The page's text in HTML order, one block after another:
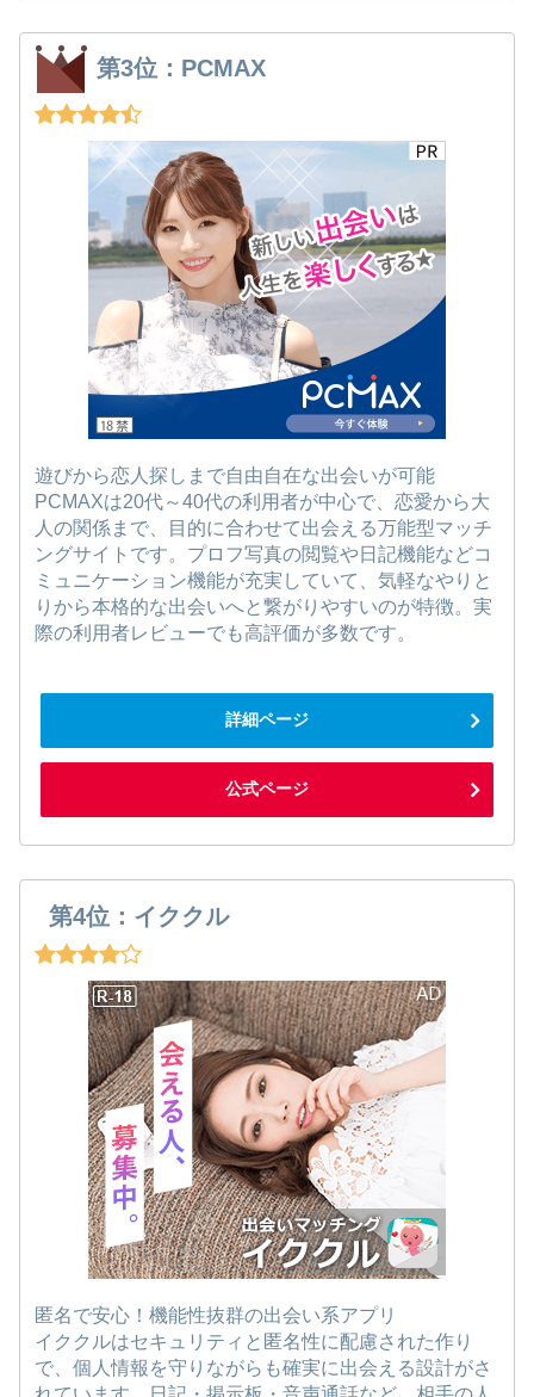
第3位：PCMAX
遊びから恋人探しまで自由自在な出会いが可能
PCMAXは20代～40代の利用者が中心で、恋愛から大
人の関係まで、目的に合わせて出会える万能型マッチ
ングサイトです。プロフ写真の閲覧や日記機能などコ
ミュニケーション機能が充実していて、気軽なやりと
りから本格的な出会いへと繋がりやすいのが特徴。実
際の利用者レビューでも高評価が多数です。
詳細ページ
公式ページ
第4位：イククル
匿名で安心！機能性抜群の出会い系アプリ
イククルはセキュリティと匿名性に配慮された作り
で、個人情報を守りながらも確実に出会える設計がさ